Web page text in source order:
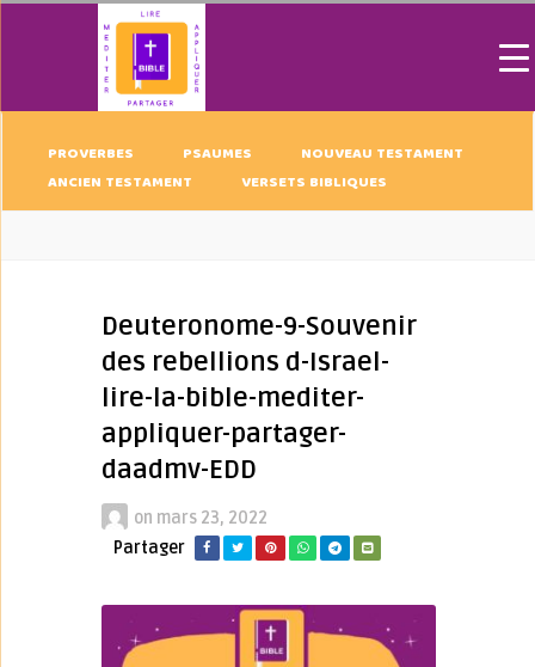
PROVERBES PSAUMES
NOUVEAU TESTAMENT
ANCIEN TESTAMENT
VERSETS BIBLIQUES
Deuteronome-9-Souvenir
des rebellions d-Israel-
lire-la-bible-mediter-
appliquer-partager-
daadmv-EDD
on mars 23, 2022
Partager